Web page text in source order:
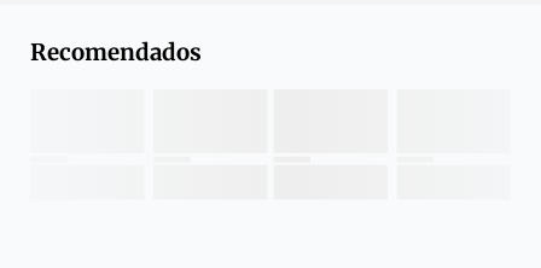
Recomendados